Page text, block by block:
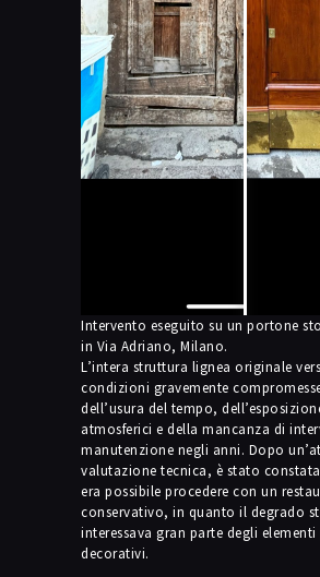
Intervento eseguito su un portone
in Via Adriano, Milano.
L’intera struttura lignea originale
condizioni gravemente
dell’usura del tempo,
atmosferici e della mancanza di
manutenzione negli anni. Dopo
valutazione tecnica, è stato
era possibile procedere con un
conservativo, in quanto il degrado
interessava gran parte degli
decorativi.